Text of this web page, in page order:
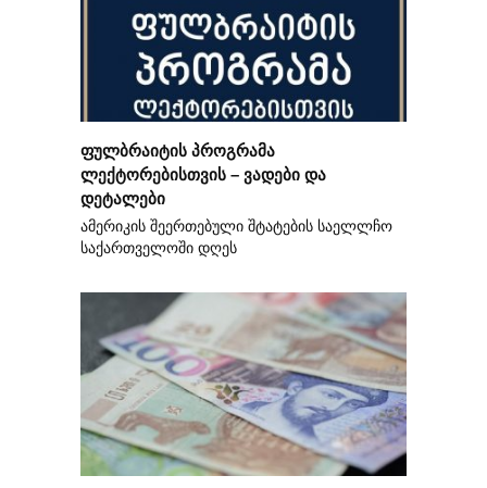
ფულბრაიტის პროგრამა
ლექტორებისთვის – ვადები და
დეტალები
ამერიკის შეერთებული შტატების საელლჩო
საქართველოში დღეს